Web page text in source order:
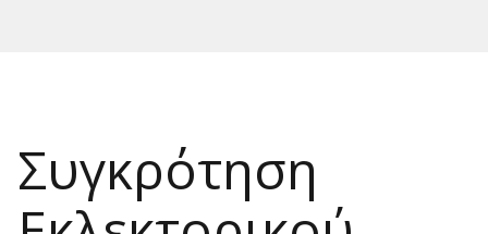
Συγκρότηση